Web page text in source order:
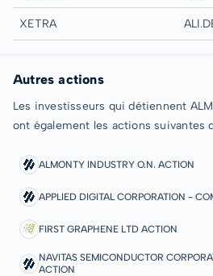
XETRA
Autres actions
Les investisseurs qui détiennent
ont également les actions suivantes
ALMONTY INDUSTRY O.N. ACTION
APPLIED DIGITAL CORPORATION -
FIRST GRAPHENE LTD ACTION
NAVITAS SEMICONDUCTOR
ACTION